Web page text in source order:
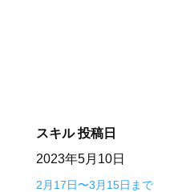
スキル 投稿日
2023年5月10日
2月17日〜3月15日まで